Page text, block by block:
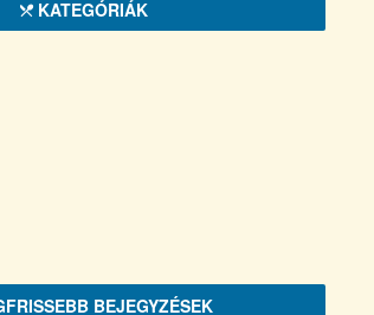
KATEGÓRIÁK
BEJEGYZÉSEK